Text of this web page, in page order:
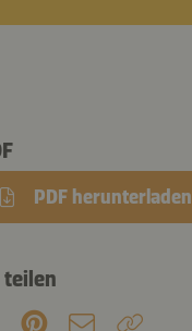
PDF herunterladen
teilen